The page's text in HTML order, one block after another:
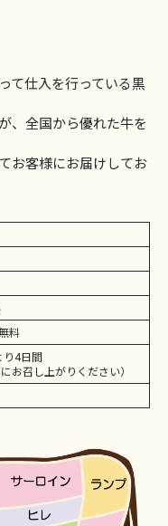
て仕入を行っている黒
、全国から優れた牛を
お客様にお届けしてお
料
り4日間
お召し上がりください）